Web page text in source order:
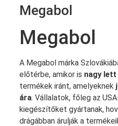
Megabol
Megabol
A Megabol márka
előtérbe, amikor is nagy
termékek iránt, amelyeknek
ára. Vállalatok, főleg az
kiegészítőket gyártanak,
drágábban árulják a